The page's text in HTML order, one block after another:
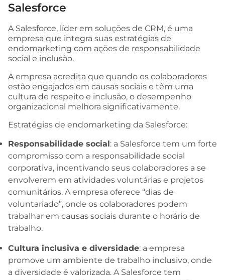
Salesforce
A Salesforce, líder em soluções de CRM, é uma
empresa que integra suas estratégias de
endomarketing com ações de responsabilidade
social e inclusão.
A empresa acredita que quando os colaboradores
estão engajados em causas sociais e têm uma
cultura de respeito e inclusão, o desempenho
organizacional melhora significativamente.
Estratégias de endomarketing da Salesforce:
Responsabilidade social: a Salesforce tem um forte
compromisso com a responsabilidade social
corporativa, incentivando seus colaboradores a se
envolverem em atividades voluntárias e projetos
comunitários. A empresa oferece “dias de
voluntariado”, onde os colaboradores podem
trabalhar em causas sociais durante o horário de
trabalho.
Cultura inclusiva e diversidade: a empresa
promove um ambiente de trabalho inclusivo, onde
a diversidade é valorizada. A Salesforce tem